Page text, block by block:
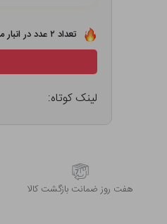
تعداد ۲ عدد در انبار موجود است
لینک کوتاه:
هفت روز ضمانت بازگشت کالا